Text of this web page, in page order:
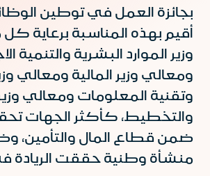
بجائزة العمل في توطين
أقيم بهذه المناسبة برعاية
وزير الموارد البشرية والتنمية
ومعالي وزير المالية ومعالي
وتقنية المعلومات ومعالي
والتخطيط، كأكثر الجهات
منشأة وطنية حققت الريادة